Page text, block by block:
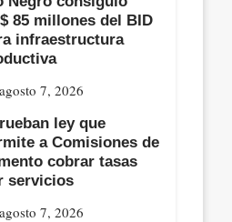
85 millones del BID
infraestructura
agosto 7, 2026
ley que
a Comisiones de
cobrar tasas
servicios
agosto 7, 2026